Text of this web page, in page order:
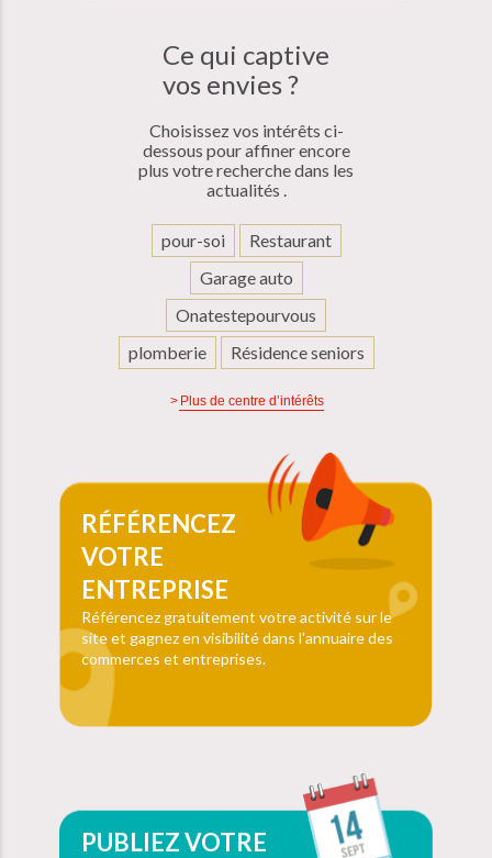
Ce qui captive
vos envies ?
Choisissez vos intérêts ci-
dessous pour affiner encore
plus votre recherche dans les
actualités .
pour-soi
Restaurant
Garage auto
Onatestepourvous
plomberie
Résidence seniors
Plus de centre d’intérêts
RÉFÉRENCEZ
VOTRE
ENTREPRISE
Référencez gratuitement votre activité sur le
site et gagnez en visibilité dans l'annuaire des
commerces et entreprises.
PUBLIEZ VOTRE